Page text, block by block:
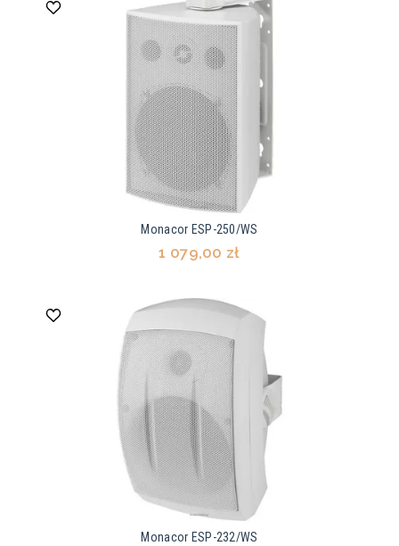
Monacor ESP-250/WS
1 079,00 zł
Monacor ESP-232/WS